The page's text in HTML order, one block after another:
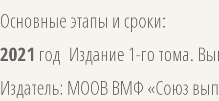
Основные этапы и сроки:
2021 год Издание 1-го тома.
Издатель: МООВ ВМФ